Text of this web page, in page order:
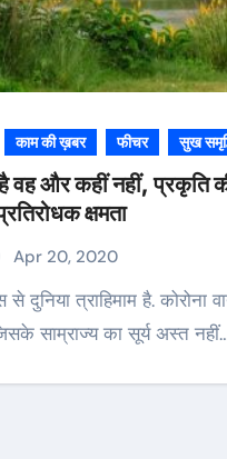
काम की ख़बर फीचर सुख
वह और कहीं नहीं, प्रकृति
क्षमता
Apr 20, 2020
साम्राज्य का सूर्य अस्त